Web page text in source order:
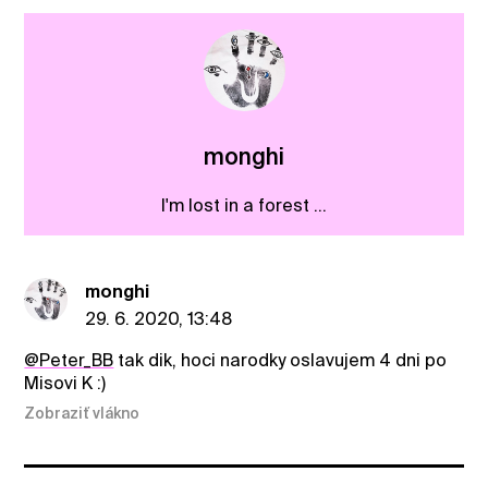
monghi
I'm lost in a forest ...
monghi
29. 6. 2020, 13:48
@Peter_BB tak dik, hoci narodky oslavujem 4 dni po
Misovi K :)
Zobraziť vlákno